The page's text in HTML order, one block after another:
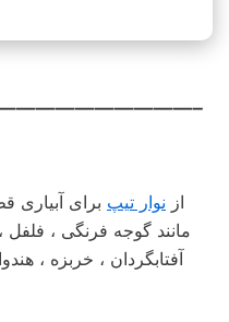
از نوار تیپ برای
مانند گوجه فرنگی ،
آفتابگردان ، خربزه ،